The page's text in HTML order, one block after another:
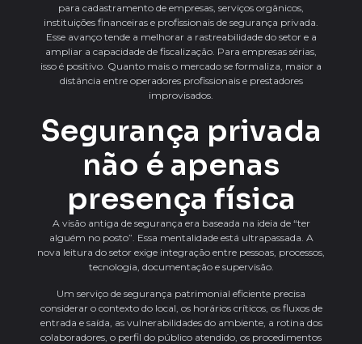
para cadastramento de empresas, serviços orgânicos,
instituições financeiras e profissionais de segurança privada.
Esse avanço tende a melhorar a rastreabilidade do setor e a
ampliar a capacidade de fiscalização. Para empresas sérias,
isso é positivo. Quanto mais o mercado se formaliza, maior a
distância entre operadores profissionais e prestadores
improvisados.
Segurança privada
não é apenas
presença física
A visão antiga de segurança era baseada na ideia de “ter
alguém no posto”. Essa mentalidade está ultrapassada. A
nova leitura do setor exige integração entre pessoas, processos,
tecnologia, documentação e supervisão.
Um serviço de segurança patrimonial eficiente precisa
considerar o contexto do local, os horários críticos, os fluxos de
entrada e saída, as vulnerabilidades do ambiente, a rotina dos
colaboradores, o perfil do público atendido, os procedimentos